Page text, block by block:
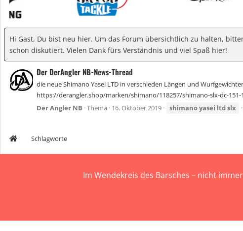
Hi Gast, Du bist neu hier. Um das Forum übersichtlich zu halten,
schon diskutiert. Vielen Dank fürs Verständnis und viel Spaß hier!
Der DerAngler NB-News-Thread
die neue Shimano Yasei LTD in verschieden Längen und
https://derangler.shop/marken/shimano/118257/shimano-slx-dc-151-
Der Angler NB Thema 16. Oktober 2019 shimanoyasei ltdslx
Schlagworte
Im Wendekreis des Barsches – nicht